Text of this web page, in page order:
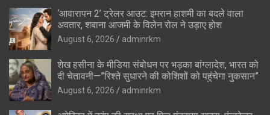
‘आवारापन 2’ ट्रेलर आउट: इमरान हाशमी का बदले वाला
अवतार, शबाना आजमी के विलेन रोल ने उड़ाए होश
August 6, 2026 adminrkm
शेख हसीना के मीडिया संबोधन पर भड़का बांग्लादेश, भारत को
दी चेतावनी—”रिश्ते सुधारने की कोशिशों को पहुंचेगा नुकसान”
August 6, 2026 adminrkm